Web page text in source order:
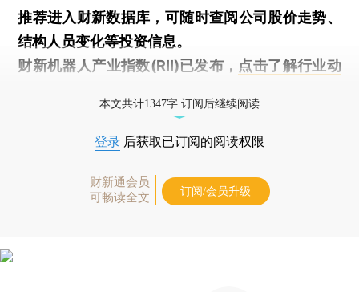
推荐进入财新数据库 ，可随时查阅公司股价走势、
结构人员变化等投资信息。
财新机器人产业指数(RII)已发布， 点击了解行业动
本文共计1347字 订阅后继续阅读
登录 后获取已订阅的阅读权限
财新通会员
可畅读全文
订阅/会员升级